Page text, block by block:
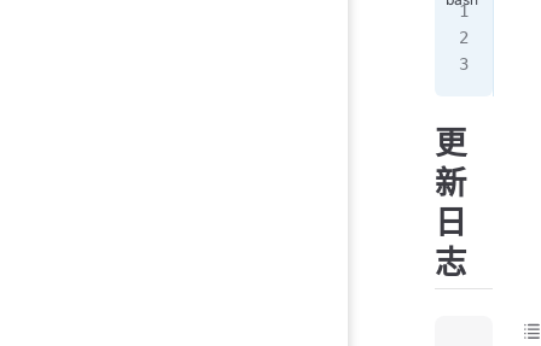
更
新
日
志